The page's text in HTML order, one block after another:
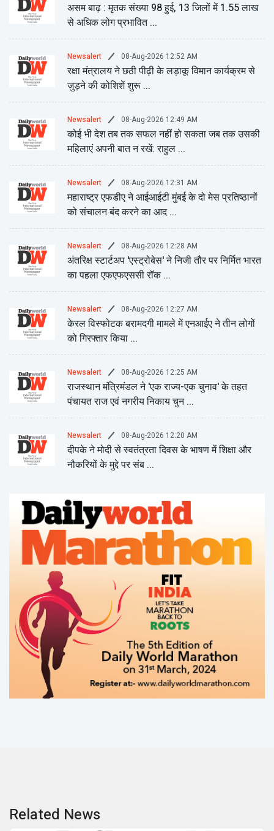
असम बाढ़ : मृतक संख्या 98 हुई, 13 जिलों में 1.55 लाख
से अधिक लोग प्रभावित ...
Newsalert 08-Aug-2026 12:52 AM
रक्षा मंत्रालय ने छठी पीढ़ी के लड़ाकू विमान कार्यक्रम से
जुड़ने की कोशिशें शुरू ...
Newsalert 08-Aug-2026 12:49 AM
कोई भी देश तब तक सफल नहीं हो सकता जब तक उसकी
महिलाएं अपनी बात न रखें: राहुल ...
Newsalert 08-Aug-2026 12:31 AM
महाराष्ट्र एफडीए ने आईआईटी मुंबई के दो मेस प्रतिष्ठानों
को संचालन बंद करने का आद ...
Newsalert 08-Aug-2026 12:28 AM
अंतरिक्ष स्टार्टअप 'एस्ट्रोबेस' ने निजी तौर पर निर्मित भारत
का पहला एफएफएससी रॉक ...
Newsalert 08-Aug-2026 12:27 AM
केरल विस्फोटक बरामदगी मामले में एनआईए ने तीन लोगों
को गिरफ्तार किया ...
Newsalert 08-Aug-2026 12:25 AM
राजस्थान मंत्रिमंडल ने 'एक राज्य-एक चुनाव' के तहत
पंचायत राज एवं नगरीय निकाय चुन ...
Newsalert 08-Aug-2026 12:20 AM
दीपके ने मोदी से स्वतंत्रता दिवस के भाषण में शिक्षा और
नौकरियों के मुद्दे पर संब ...
Related News